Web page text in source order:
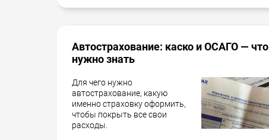
Автострахование: каско и ОСАГО — что
нужно знать
Для чего нужно
автострахование, какую
именно страховку оформить,
чтобы покрыть все свои
расходы.